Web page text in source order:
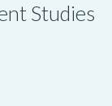
Studies